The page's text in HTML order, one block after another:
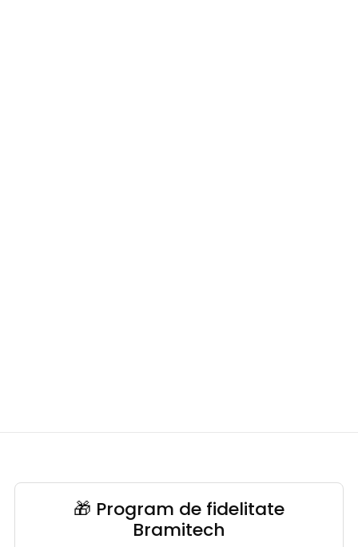
🎁 Program de fidelitate
Bramitech